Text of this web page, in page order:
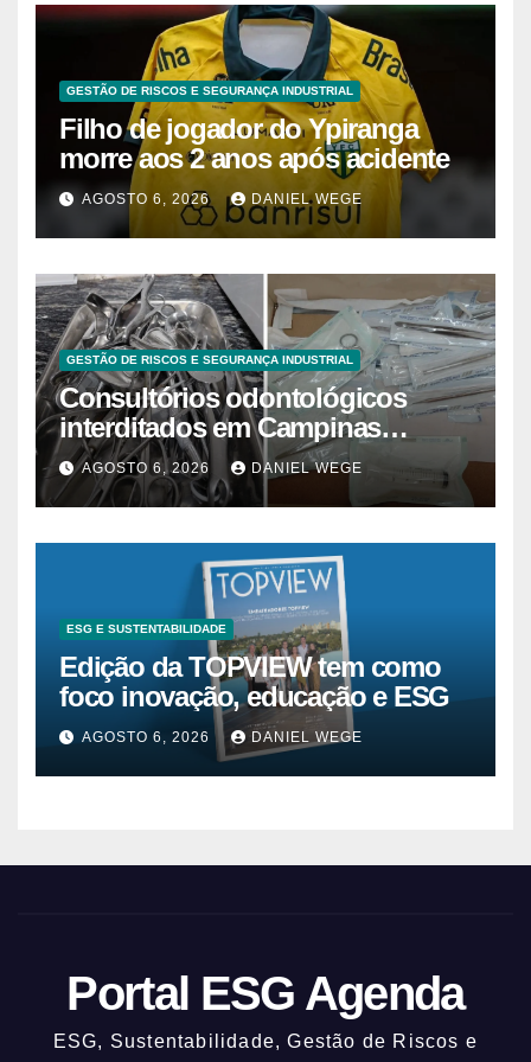
GESTÃO DE RISCOS E SEGURANÇA INDUSTRIAL
Filho de jogador do Ypiranga
morre aos 2 anos após acidente
AGOSTO 6, 2026 DANIEL WEGE
GESTÃO DE RISCOS E SEGURANÇA INDUSTRIAL
Consultórios odontológicos
interditados em Campinas
superam 2025
AGOSTO 6, 2026 DANIEL WEGE
ESG E SUSTENTABILIDADE
Edição da TOPVIEW tem como
foco inovação, educação e ESG
AGOSTO 6, 2026 DANIEL WEGE
Portal ESG Agenda
ESG, Sustentabilidade, Gestão de Riscos e